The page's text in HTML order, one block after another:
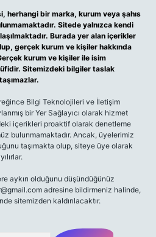
herhangi bir marka, kurum veya şahıs
Sitede yalnızca kendi
Burada yer alan içerikler
gerçek kurum ve kişiler hakkında
kurum ve kişiler ile isim
Sitemizdeki bilgiler taslak
Bilgi Teknolojileri ve İletişim
bir Yer Sağlayıcı olarak hizmet
içerikleri proaktif olarak denetleme
bulunmamaktadır. Ancak, üyelerimiz
taşımakta olup, siteye üye olarak
aykırı olduğunu düşündüğünüz
adresine bildirmeniz halinde,
sitemizden kaldırılacaktır.